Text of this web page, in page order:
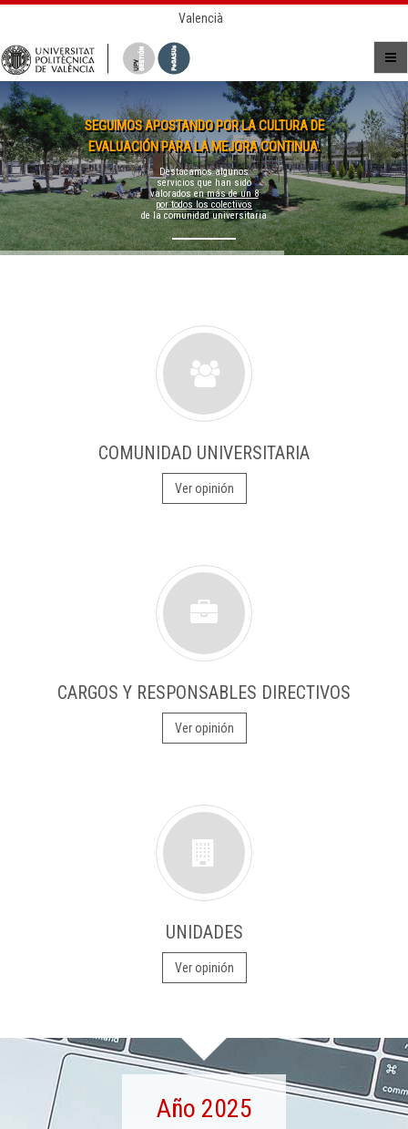
Valencià
SEGUIMOS APOSTANDO POR LA CULTURA DE
EVALUACIÓN PARA LA MEJORA CONTINUA.
Destacamos algunos
servicios que han sido
valorados enmás de un 8
por todos los colectivos
de la comunidad universitaria
COMUNIDAD UNIVERSITARIA
Ver opinión
CARGOS Y RESPONSABLES DIRECTIVOS
Ver opinión
UNIDADES
Ver opinión
Año 2025